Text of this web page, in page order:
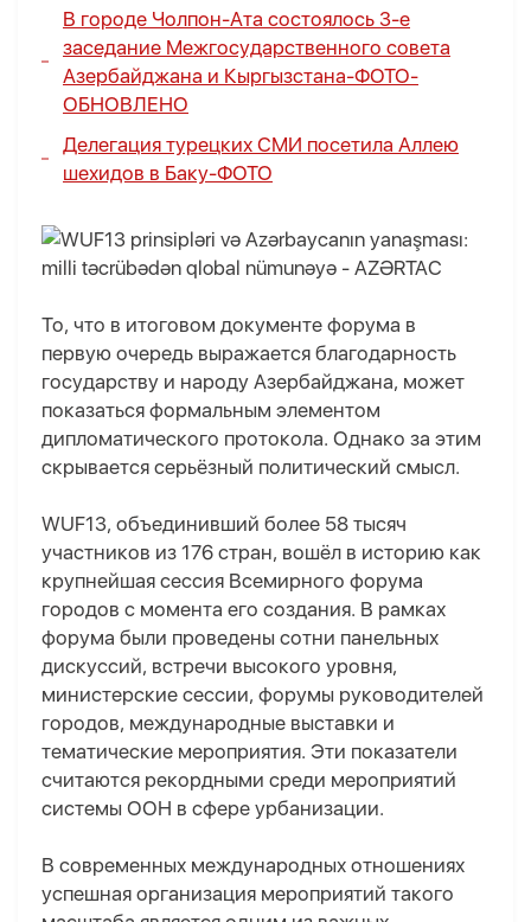
В городе Чолпон-Ата состоялось 3-е
заседание Межгосударственного совета
Азербайджана и Кыргызстана-ФОТО-
ОБНОВЛЕНО
Делегация турецких СМИ посетила Аллею
шехидов в Баку-ФОТО
То, что в итоговом документе форума в
первую очередь выражается благодарность
государству и народу Азербайджана, может
показаться формальным элементом
дипломатического протокола. Однако за этим
скрывается серьёзный политический смысл.
WUF13, объединивший более 58 тысяч
участников из 176 стран, вошёл в историю как
крупнейшая сессия Всемирного форума
городов с момента его создания. В рамках
форума были проведены сотни панельных
дискуссий, встречи высокого уровня,
министерские сессии, форумы руководителей
городов, международные выставки и
тематические мероприятия. Эти показатели
считаются рекордными среди мероприятий
системы ООН в сфере урбанизации.
В современных международных отношениях
успешная организация мероприятий такого